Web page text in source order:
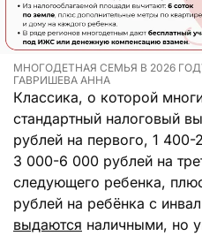
МНОГОДЕТНАЯ СЕМЬЯ В 2026
ГАВРИШЕВА АННА
Классика, о которой
стандартный налоговый
рублей на первого, 1
3 000-6 000 рублей на
следующего ребенка,
рублей на ребёнка с
выдаются наличными, но